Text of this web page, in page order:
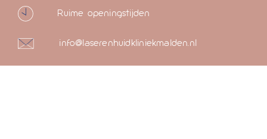
Ruime openingstijden
info@laserenhuidkliniekmalden.nl